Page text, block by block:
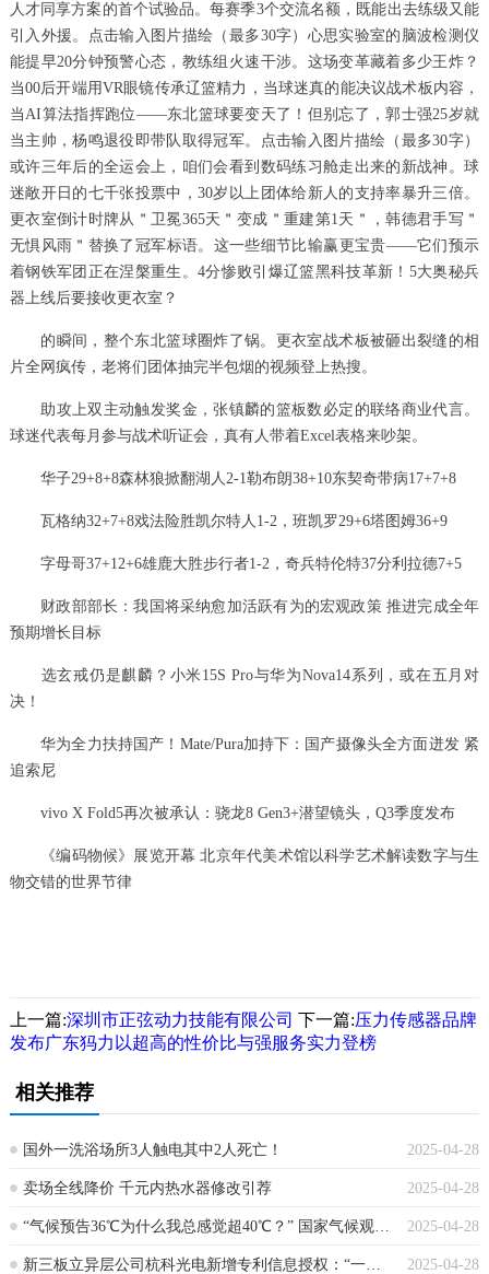
人才同享方案的首个试验品。每赛季3个交流名额，既能出去练级又能
引入外援。点击输入图片描绘（最多30字）心思实验室的脑波检测仪
能提早20分钟预警心态，教练组火速干涉。这场变革藏着多少王炸？
当00后开端用VR眼镜传承辽篮精力，当球迷真的能决议战术板内容，
当AI算法指挥跑位——东北篮球要变天了！但别忘了，郭士强25岁就
当主帅，杨鸣退役即带队取得冠军。点击输入图片描绘（最多30字）
或许三年后的全运会上，咱们会看到数码练习舱走出来的新战神。球
迷敞开日的七千张投票中，30岁以上团体给新人的支持率暴升三倍。
更衣室倒计时牌从＂卫冕365天＂变成＂重建第1天＂，韩德君手写＂
无惧风雨＂替换了冠军标语。这一些细节比输赢更宝贵——它们预示
着钢铁军团正在涅槃重生。4分惨败引爆辽篮黑科技革新！5大奥秘兵
器上线后要接收更衣室？
的瞬间，整个东北篮球圈炸了锅。更衣室战术板被砸出裂缝的相
片全网疯传，老将们团体抽完半包烟的视频登上热搜。
助攻上双主动触发奖金，张镇麟的篮板数必定的联络商业代言。
球迷代表每月参与战术听证会，真有人带着Excel表格来吵架。
华子29+8+8森林狼掀翻湖人2-1勒布朗38+10东契奇带病17+7+8
瓦格纳32+7+8戏法险胜凯尔特人1-2，班凯罗29+6塔图姆36+9
字母哥37+12+6雄鹿大胜步行者1-2，奇兵特伦特37分利拉德7+5
财政部部长：我国将采纳愈加活跃有为的宏观政策 推进完成全年
预期增长目标
选玄戒仍是麒麟？小米15S Pro与华为Nova14系列，或在五月对
决！
华为全力扶持国产！Mate/Pura加持下：国产摄像头全方面迸发 紧
追索尼
vivo X Fold5再次被承认：骁龙8 Gen3+潜望镜头，Q3季度发布
《编码物候》展览开幕 北京年代美术馆以科学艺术解读数字与生
物交错的世界节律
上一篇:深圳市正弦动力技能有限公司 下一篇:压力传感器品牌
发布广东犸力以超高的性价比与强服务实力登榜
相关推荐
2025-04-28
国外一洗浴场所3人触电其中2人死亡！
2025-04-28
卖场全线降价 千元内热水器修改引荐
2025-04-28
“气候预告36℃为什么我总感觉超40℃？” 国家气候观测站气候专家这样解读
2025-04-28
新三板立异层公司杭科光电新增专利信息授权：“一种弯管预热烘箱”